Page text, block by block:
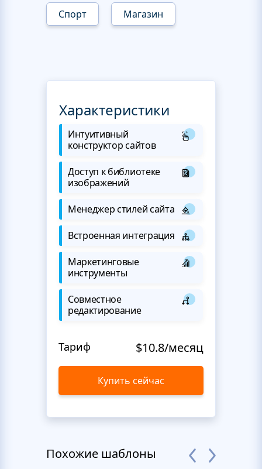
Спорт Магазин
Характеристики
Интуитивный
конструктор сайтов
Доступ к библиотеке
изображений
Менеджер стилей сайта
Встроенная интеграция
Маркетинговые
инструменты
Совместное
редактирование
Тариф $10.8/месяц
Купить сейчас
Похожие шаблоны